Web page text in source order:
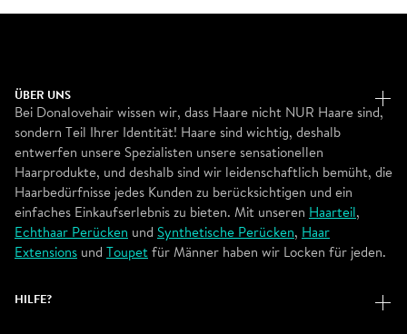
ÜBER UNS
Bei Donalovehair wissen wir, dass Haare nicht NUR Haare sind,
sondern Teil Ihrer Identität! Haare sind wichtig, deshalb
entwerfen unsere Spezialisten unsere sensationellen
Haarprodukte, und deshalb sind wir leidenschaftlich bemüht, die
Haarbedürfnisse jedes Kunden zu berücksichtigen und ein
einfaches Einkaufserlebnis zu bieten. Mit unseren Haarteil,
Echthaar Perücken und Synthetische Perücken, Haar
Extensions und Toupet für Männer haben wir Locken für jeden.
HILFE?